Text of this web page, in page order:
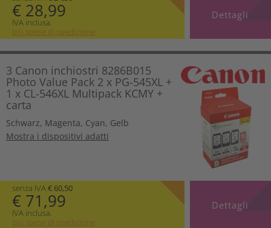
€ 28,99
IVA inclusa.
più spese di spedizione
Dettagli
3 Canon inchiostri 8286B015
Photo Value Pack 2 x PG-545XL +
1 x CL-546XL Multipack KCMY +
carta
Schwarz, Magenta, Cyan, Gelb
Mostra i dispositivi adatti
senza IVA€ 60,50
€ 71,99
IVA inclusa.
più spese di spedizione
Dettagli